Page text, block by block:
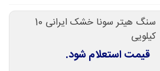
سنگ هیتر سونا خشک ایرانی 10
کیلویی
قیمت استعلام شود.